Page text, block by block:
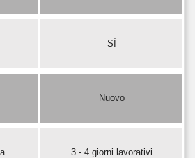
SÌ
Nuovo
3 - 4 giorni lavorativi